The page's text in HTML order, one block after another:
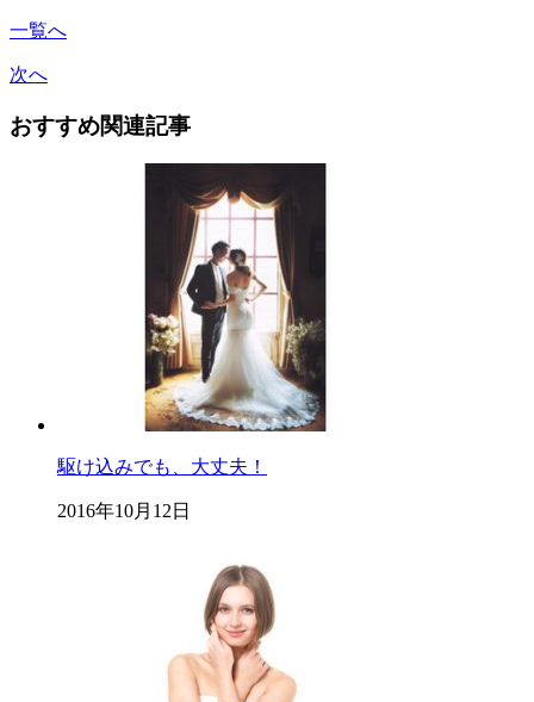
一覧へ
次へ
おすすめ関連記事
駆け込みでも、大丈夫！
2016年10月12日